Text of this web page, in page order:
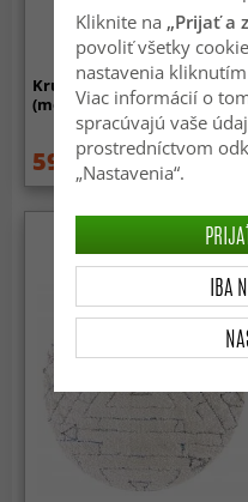
Kruhový koberec - Alvaro
(modrý/biely/zlatý)
59.99 € 84.99 €
Kliknite na „Prijať a
povoliť všetky
nastavenia
Viac informácií o
spracúvajú vaše
prostredníctvom
„Nastavenia“.
IBA